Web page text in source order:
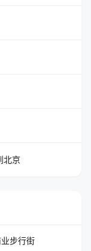
北京
步行街